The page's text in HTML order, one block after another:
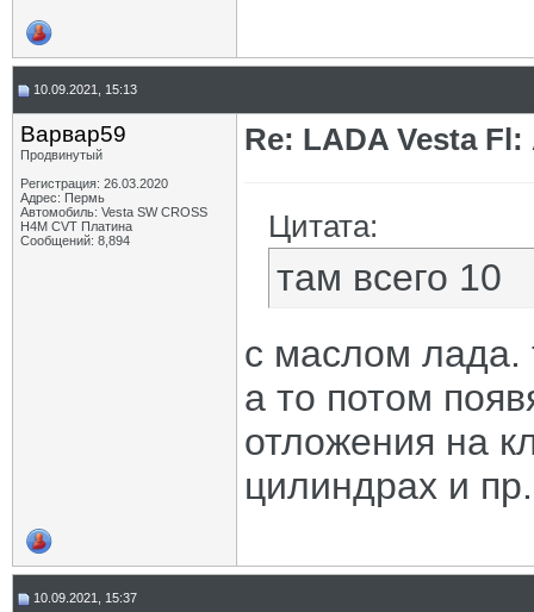
10.09.2021, 15:13
Варвар59
Продвинутый
Регистрация: 26.03.2020
Адрес: Пермь
Автомобиль: Vesta SW CROSS
H4M CVT Платина
Сообщений: 8,894
Re: LADA Vesta
Цитата:
там всего 10
с маслом лада.
а то потом
отложения на
цилиндрах и
10.09.2021, 15:37